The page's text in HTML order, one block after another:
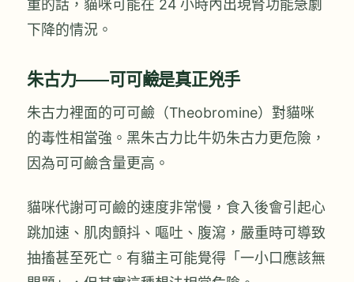
重的話，貓咪可能在 24 小時內出現腎功能急劇
下降的情況。
朱古力——可可鹼是真正兇手
朱古力裡面的可可鹼（Theobromine）對貓咪
的毒性相當強。黑朱古力比牛奶朱古力更危險，
因為可可鹼含量更高。
貓咪代謝可可鹼的速度非常慢，食入後會引起心
跳加速、肌肉顫抖、嘔吐、腹瀉，嚴重時可導致
抽搐甚至死亡。有貓主可能覺得「一小口應該無